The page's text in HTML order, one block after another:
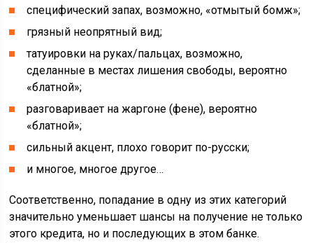
специфический запах, возможно, «отмытый бомж»;
грязный неопрятный вид;
татуировки на руках/пальцах, возможно,
сделанные в местах лишения свободы, вероятно
«блатной»;
разговаривает на жаргоне (фене), вероятно
«блатной»;
сильный акцент, плохо говорит по-русски;
и многое, многое другое…
Соответственно, попадание в одну из этих категорий
значительно уменьшает шансы на получение не только
этого кредита, но и последующих в этом банке.